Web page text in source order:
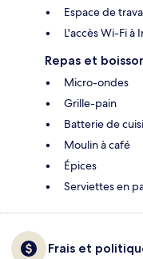
Espace de
L'accès Wi-Fi
Repas et
Micro-ondes
Grille-pain
Batterie de
Moulin à café
Épices
Serviettes en
Frais et